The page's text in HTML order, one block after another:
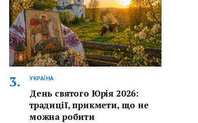
УКРАЇНА
День святого Юрія 2026:
традиції, прикмети, що не
можна робити